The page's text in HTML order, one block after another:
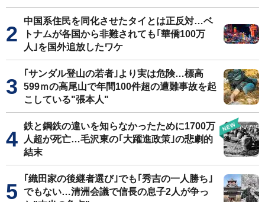
中国系住民を同化させたタイとは正反対…ベ
トナムが各国から非難されても｢華僑100万
人｣を国外追放したワケ
｢サンダル登山の若者｣より実は危険…標高
599ｍの高尾山で年間100件超の遭難事故を起
こしている"張本人"
鉄と鋼鉄の違いを知らなかったために1700万
人超が死亡…毛沢東の｢大躍進政策｣の悲劇的
結末
｢織田家の後継者選び｣でも｢秀吉の一人勝ち｣
でもない…清洲会議で信長の息子2人が争っ